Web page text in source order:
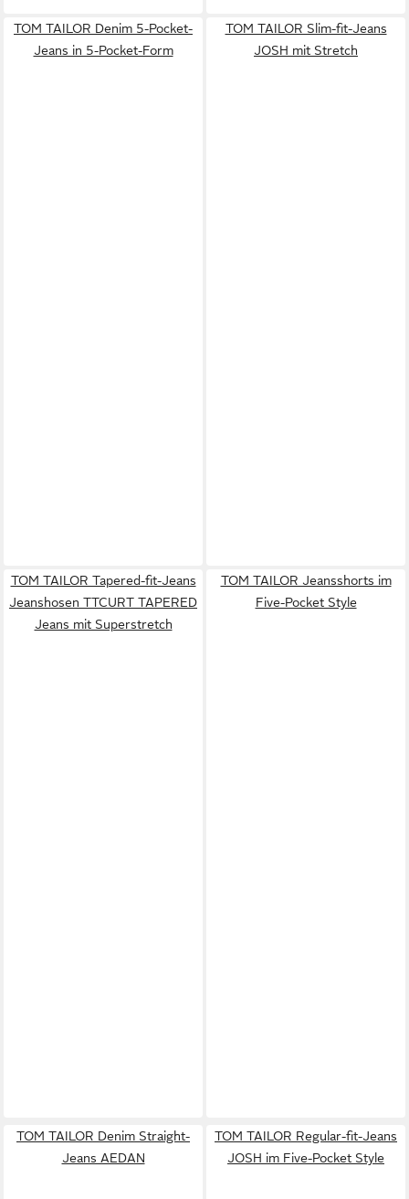
TOM TAILOR Denim 5-Pocket-
Jeans in 5-Pocket-Form
TOM TAILOR Slim-fit-Jeans
JOSH mit Stretch
TOM TAILOR Tapered-fit-Jeans
Jeanshosen TTCURT TAPERED
Jeans mit Superstretch
TOM TAILOR Jeansshorts im
Five-Pocket Style
TOM TAILOR Denim Straight-
Jeans AEDAN
TOM TAILOR Regular-fit-Jeans
JOSH im Five-Pocket Style